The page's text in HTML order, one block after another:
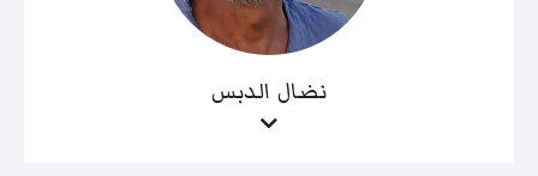
نضال الدبس